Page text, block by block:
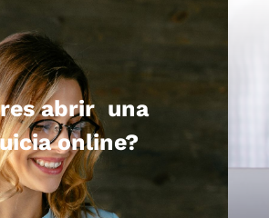
abrir una
online?